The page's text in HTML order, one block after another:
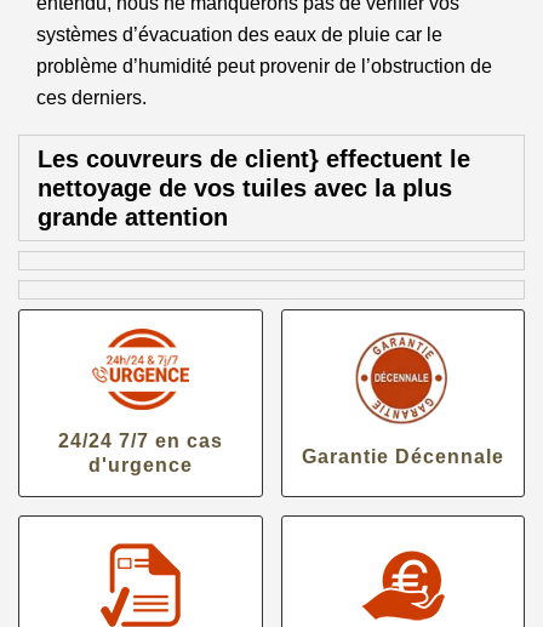
systèmes d’évacuation des eaux de pluie car le
problème d’humidité peut provenir de l’obstruction de
ces derniers.
Les couvreurs de client} effectuent le
nettoyage de vos tuiles avec la plus
grande attention
24/24 7/7 en cas
d'urgence
Garantie Décennale